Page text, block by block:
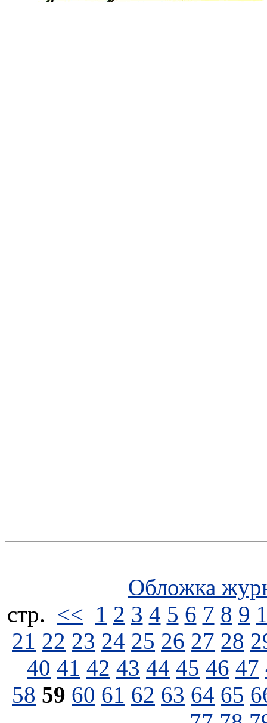
Обложка
стp. << 1 2 3 4 5 6 7 8 9
21 22 23 24 25 26 27 28
40 41 42 43 44 45 46 47
58 59 60 61 62 63 64 65